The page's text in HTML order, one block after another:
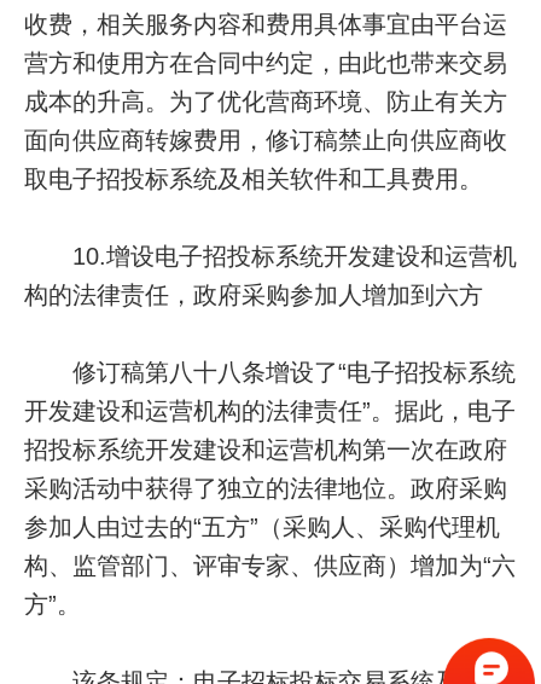
收费，相关服务内容和费用具体事宜由平台运
营方和使用方在合同中约定，由此也带来交易
成本的升高。为了优化营商环境、防止有关方
面向供应商转嫁费用，修订稿禁止向供应商收
取电子招投标系统及相关软件和工具费用。
10.增设电子招投标系统开发建设和运营机
构的法律责任，政府采购参加人增加到六方
修订稿第八十八条增设了“电子招投标系统
开发建设和运营机构的法律责任”。据此，电子
招投标系统开发建设和运营机构第一次在政府
采购活动中获得了独立的法律地位。政府采购
参加人由过去的“五方”（采购人、采购代理机
构、监管部门、评审专家、供应商）增加为“六
方”。